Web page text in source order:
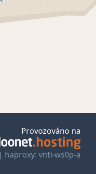
Provozováno na
| haproxy: vnti-ws0p-a